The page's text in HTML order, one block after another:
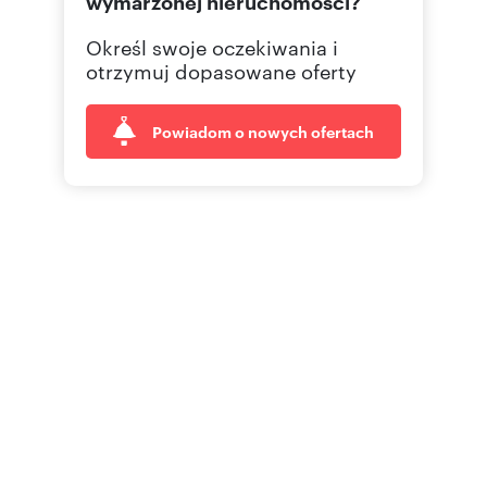
Określ swoje oczekiwania i
otrzymuj dopasowane oferty
Powiadom o nowych ofertach